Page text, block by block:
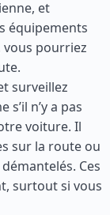
et
équipements
vous pourriez
surveillez
n’y a pas
voiture. Il
sur la route ou
Ces
surtout si vous